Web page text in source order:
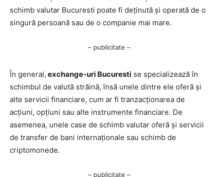
schimb valutar Bucuresti poate fi deținută și operată de o
singură persoană sau de o companie mai mare.
– publicitate –
În general, exchange-uri Bucuresti se specializează în
schimbul de valută străină, însă unele dintre ele oferă și
alte servicii financiare, cum ar fi tranzacționarea de
acțiuni, opțiuni sau alte instrumente financiare. De
asemenea, unele case de schimb valutar oferă și servicii
de transfer de bani internaționale sau schimb de
criptomonede.
– publicitate –